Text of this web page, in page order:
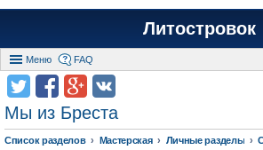
Литостровок
Меню FAQ
Мы из Бреста
Список разделов Мастерская Личные разделы